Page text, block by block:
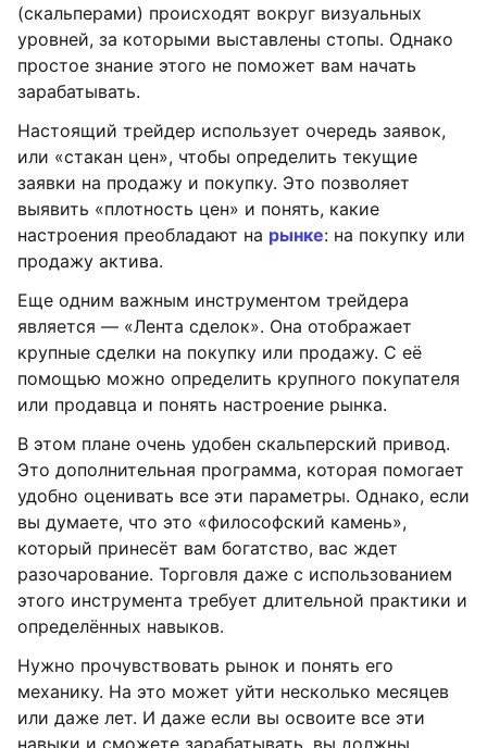
(скальперами) происходят вокруг визуальных
уровней, за которыми выставлены стопы. Однако
простое знание этого не поможет вам начать
зарабатывать.
Настоящий трейдер использует очередь заявок,
или «стакан цен», чтобы определить текущие
заявки на продажу и покупку. Это позволяет
выявить «плотность цен» и понять, какие
настроения преобладают на рынке: на покупку или
продажу актива.
Еще одним важным инструментом трейдера
является — «Лента сделок». Она отображает
крупные сделки на покупку или продажу. С её
помощью можно определить крупного покупателя
или продавца и понять настроение рынка.
В этом плане очень удобен скальперский привод.
Это дополнительная программа, которая помогает
удобно оценивать все эти параметры. Однако, если
вы думаете, что это «философский камень»,
который принесёт вам богатство, вас ждет
разочарование. Торговля даже с использованием
этого инструмента требует длительной практики и
определённых навыков.
Нужно прочувствовать рынок и понять его
механику. На это может уйти несколько месяцев
или даже лет. И даже если вы освоите все эти
навыки и сможете зарабатывать, вы должны